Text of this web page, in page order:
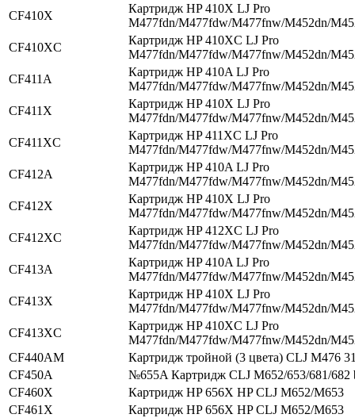
CF410X
Картридж HP 410X LJ Pro
M477fdn/M477fdw/M477fnw/M452dn/
CF410XC
Картридж HP 410XC LJ Pro
M477fdn/M477fdw/M477fnw/M452dn/
CF411A
Картридж HP 410A LJ Pro
M477fdn/M477fdw/M477fnw/M452dn/
CF411X
Картридж HP 410X LJ Pro
M477fdn/M477fdw/M477fnw/M452dn/
CF411XC
Картридж HP 411XC LJ Pro
M477fdn/M477fdw/M477fnw/M452dn/
CF412A
Картридж HP 410A LJ Pro
M477fdn/M477fdw/M477fnw/M452dn/
CF412X
Картридж HP 410X LJ Pro
M477fdn/M477fdw/M477fnw/M452dn/
CF412XC
Картридж HP 412XC LJ Pro
M477fdn/M477fdw/M477fnw/M452dn/
CF413A
Картридж HP 410A LJ Pro
M477fdn/M477fdw/M477fnw/M452dn/
CF413X
Картридж HP 410X LJ Pro
M477fdn/M477fdw/M477fnw/M452dn/
CF413XC
Картридж HP 410XC LJ Pro
M477fdn/M477fdw/M477fnw/M452dn/
CF440AM
Картридж тройной (3 цвета) CLJ M476
CF450A
№655A Картридж CLJ M652/653/681/682
CF460X
Картридж HP 656X HP CLJ M652/M653
CF461X
Картридж HP 656X HP CLJ M652/M653